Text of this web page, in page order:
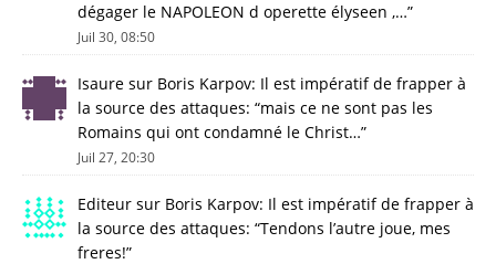
dégager le NAPOLEON d operette élyseen ,…”
Juil 30, 08:50
Isaure sur Boris Karpov: Il est impératif de frapper à
la source des attaques: “mais ce ne sont pas les
Romains qui ont condamné le Christ…”
Juil 27, 20:30
Editeur sur Boris Karpov: Il est impératif de frapper à
la source des attaques: “Tendons l’autre joue, mes
freres!”